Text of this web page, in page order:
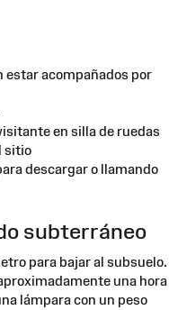
estar acompañados por
en silla de ruedas
sitio
descargar o llamando
subterráneo
para bajar al subsuelo.
una hora
lámpara con un peso